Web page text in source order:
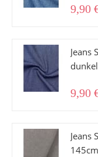
9,90
Jeans
9,90
Jeans